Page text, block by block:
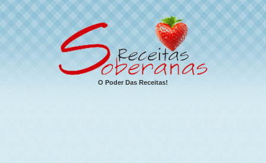
O Poder Das Receitas!